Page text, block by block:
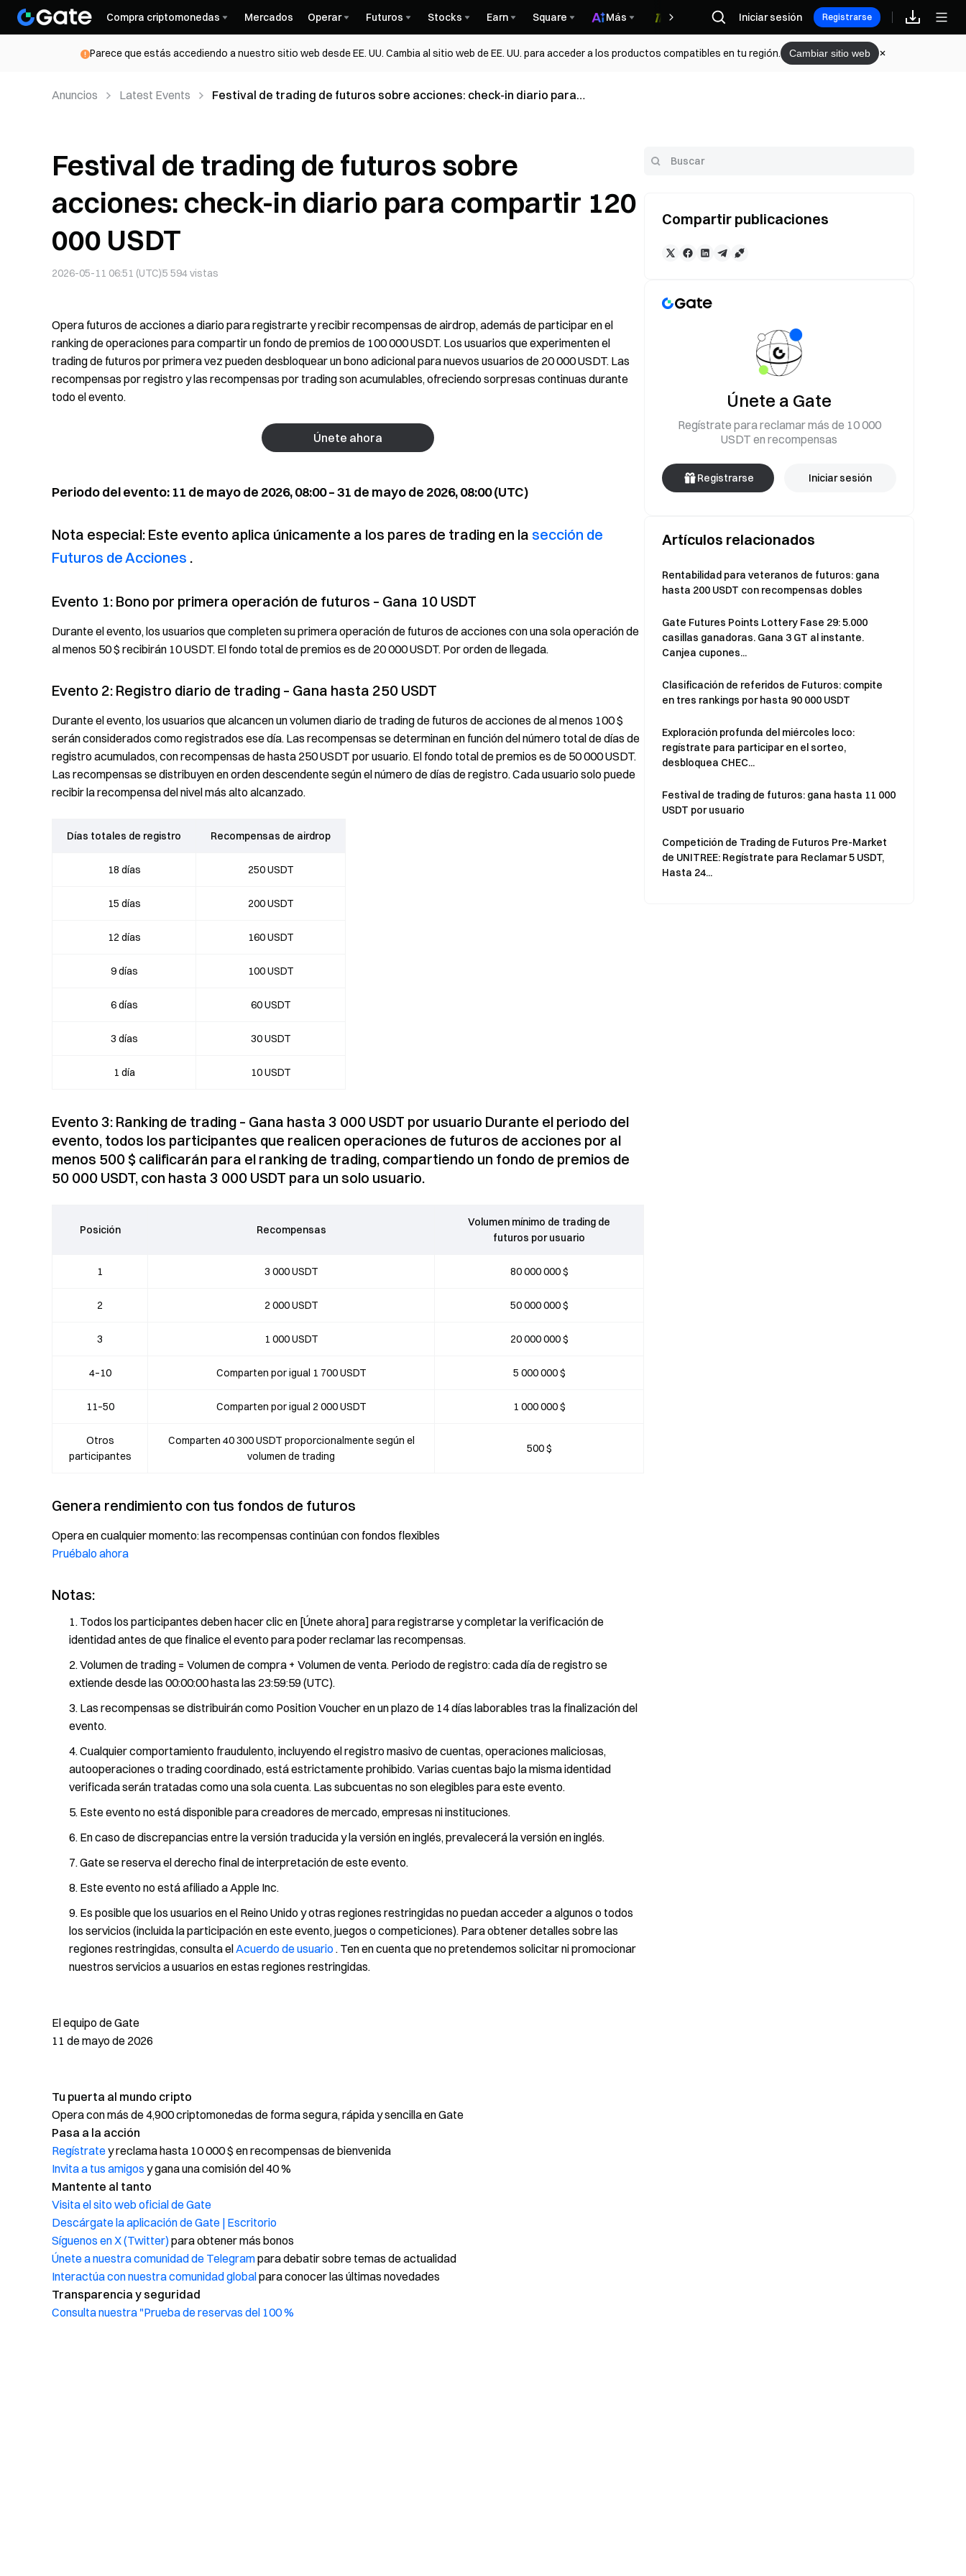
Compra criptomonedas Mercados Operar Futuros Stocks Earn Square Más Recompensas
Iniciar sesión Registrarse
Parece que estás accediendo a nuestro sitio web desde EE. UU. Cambia al sitio web de EE. UU. para acceder a los productos compatibles en tu región. Cambiar sitio web
Anuncios Latest Events
Festival de trading de futuros sobre acciones: check-in diario para
Festival de trading de futuros sobre
acciones: check-in diario para compartir 120
000 USDT
2026-05-11 06:51 (UTC)5 594vistas
Opera futuros de acciones a diario para registrarte y recibir recompensas de airdrop, además de participar en el
ranking de operaciones para compartir un fondo de premios de 100 000 USDT. Los usuarios que experimenten el
trading de futuros por primera vez pueden desbloquear un bono adicional para nuevos usuarios de 20 000 USDT. Las
recompensas por registro y las recompensas por trading son acumulables, ofreciendo sorpresas continuas durante
todo el evento.
Únete ahora
Periodo del evento: 11 de mayo de 2026, 08:00 – 31 de mayo de 2026, 08:00 (UTC)
Nota especial: Este evento aplica únicamente a los pares de trading en la sección de
Futuros de Acciones .
Evento 1: Bono por primera operación de futuros – Gana 10 USDT
Durante el evento, los usuarios que completen su primera operación de futuros de acciones con una sola operación de
al menos 50 $ recibirán 10 USDT. El fondo total de premios es de 20 000 USDT. Por orden de llegada.
Evento 2: Registro diario de trading – Gana hasta 250 USDT
Durante el evento, los usuarios que alcancen un volumen diario de trading de futuros de acciones de al menos 100 $
serán considerados como registrados ese día. Las recompensas se determinan en función del número total de días de
registro acumulados, con recompensas de hasta 250 USDT por usuario. El fondo total de premios es de 50 000 USDT.
Las recompensas se distribuyen en orden descendente según el número de días de registro. Cada usuario solo puede
recibir la recompensa del nivel más alto alcanzado.
Días totales de registro Recompensas de airdrop
18 días 250 USDT
15 días 200 USDT
12 días 160 USDT
9 días 100 USDT
6 días 60 USDT
3 días 30 USDT
1 día 10 USDT
Evento 3: Ranking de trading – Gana hasta 3 000 USDT por usuario Durante el periodo del
evento, todos los participantes que realicen operaciones de futuros de acciones por al
menos 500 $ calificarán para el ranking de trading, compartiendo un fondo de premios de
50 000 USDT, con hasta 3 000 USDT para un solo usuario.
Posición Recompensas
Volumen mínimo de trading de
futuros por usuario
1 3 000 USDT 80 000 000 $
2 2 000 USDT 50 000 000 $
3 1 000 USDT 20 000 000 $
4–10 Comparten por igual 1 700 USDT 5 000 000 $
11–50 Comparten por igual 2 000 USDT 1 000 000 $
Otros
participantes
Comparten 40 300 USDT proporcionalmente según el
volumen de trading
500 $
Genera rendimiento con tus fondos de futuros
Opera en cualquier momento: las recompensas continúan con fondos flexibles
Pruébalo ahora
Notas:
Todos los participantes deben hacer clic en [Únete ahora] para registrarse y completar la verificación de
identidad antes de que finalice el evento para poder reclamar las recompensas.
Volumen de trading = Volumen de compra + Volumen de venta. Periodo de registro: cada día de registro se
extiende desde las 00:00:00 hasta las 23:59:59 (UTC).
Las recompensas se distribuirán como Position Voucher en un plazo de 14 días laborables tras la finalización del
evento.
Cualquier comportamiento fraudulento, incluyendo el registro masivo de cuentas, operaciones maliciosas,
autooperaciones o trading coordinado, está estrictamente prohibido. Varias cuentas bajo la misma identidad
verificada serán tratadas como una sola cuenta. Las subcuentas no son elegibles para este evento.
Este evento no está disponible para creadores de mercado, empresas ni instituciones.
En caso de discrepancias entre la versión traducida y la versión en inglés, prevalecerá la versión en inglés.
Gate se reserva el derecho final de interpretación de este evento.
Este evento no está afiliado a Apple Inc.
Es posible que los usuarios en el Reino Unido y otras regiones restringidas no puedan acceder a algunos o todos
los servicios (incluida la participación en este evento, juegos o competiciones). Para obtener detalles sobre las
regiones restringidas, consulta elAcuerdo de usuario . Ten en cuenta que no pretendemos solicitar ni promocionar
nuestros servicios a usuarios en estas regiones restringidas.
El equipo de Gate
11 de mayo de 2026
Tu puerta al mundo cripto
Opera con más de 4,900 criptomonedas de forma segura, rápida y sencilla en Gate
Pasa a la acción
Regístratey reclama hasta 10 000 $ en recompensas de bienvenida
Invita a tus amigos y gana una comisión del 40 %
Mantente al tanto
Visita el sito web oficial de Gate
Descárgate la aplicación de Gate | Escritorio
Síguenos en X (Twitter)para obtener más bonos
Únete a nuestra comunidad de Telegrampara debatir sobre temas de actualidad
Interactúa con nuestra comunidad globalpara conocer las últimas novedades
Transparencia y seguridad
Consulta nuestra "Prueba de reservas del 100 %
Compartir publicaciones
Únete a Gate
Regístrate para reclamar más de 10 000
USDT en recompensas
Registrarse Iniciar sesión
Artículos relacionados
Rentabilidad para veteranos de futuros: gana
hasta 200 USDT con recompensas dobles
Gate Futures Points Lottery Fase 29: 5.000
casillas ganadoras. Gana 3 GT al instante.
Canjea cupones...
Clasificación de referidos de Futuros: compite
en tres rankings por hasta 90 000 USDT
Exploración profunda del miércoles loco:
regístrate para participar en el sorteo,
desbloquea CHEC...
Festival de trading de futuros: gana hasta 11 000
USDT por usuario
Competición de Trading de Futuros Pre-Market
de UNITREE: Regístrate para Reclamar 5 USDT,
Hasta 24...